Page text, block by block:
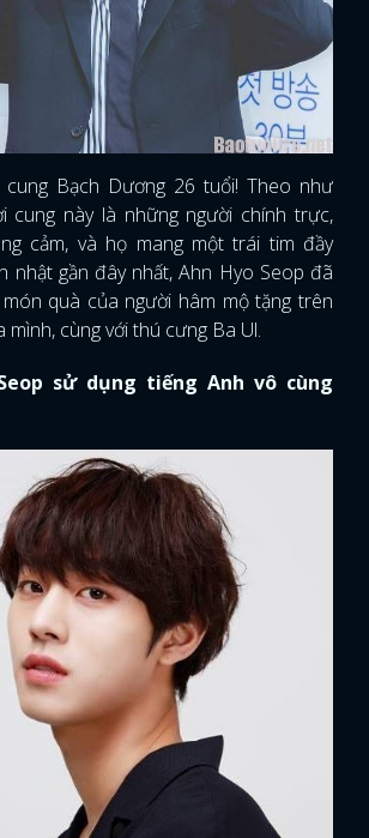
Bạch Dương 26 tuổi! Theo như
cung này là những người chính trực,
cảm, và họ mang một trái tim đầy
nhật gần đây nhất, Ahn Hyo Seop đã
quà của người hâm mộ tặng trên
mình, cùng với thú cưng Ba Ul.
sử dụng tiếng Anh vô cùng